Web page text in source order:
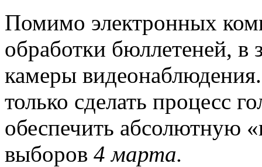
Помимо электронных
обработки бюллетеней, в
камеры
только сделать процесс
обеспечить абсолютную
выборов 4 марта.